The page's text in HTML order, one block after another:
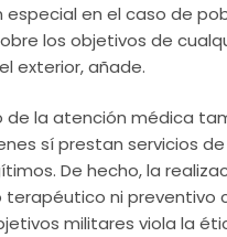
especial en el caso de
los objetivos de
exterior, añade.
de la atención médica
sí prestan servicios
De hecho, la
ni preventivo
militares viola la